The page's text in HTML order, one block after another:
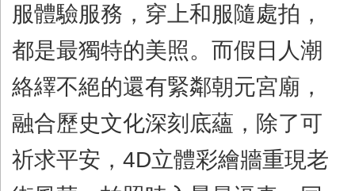
服體驗服務，穿上和服隨處拍，
都是最獨特的美照。而假日人潮
絡繹不絕的還有緊鄰朝元宮廟，
融合歷史文化深刻底蘊，除了可
祈求平安， 4D立體彩繪牆重現老